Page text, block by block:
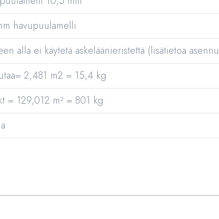
havupuulamelli
alla ei käytetä askeläänieristettä (lisätietoa
2,481 m2 = 15,4 kg
= 129,012 m² = 801 kg